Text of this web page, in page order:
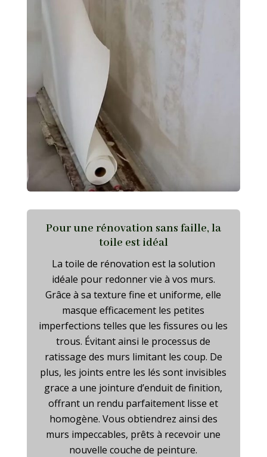
Pour une rénovation sans faille, la
toile est idéal
La toile de rénovation est la solution
idéale pour redonner vie à vos murs.
Grâce à sa texture fine et uniforme, elle
masque efficacement les petites
imperfections telles que les fissures ou les
trous. Évitant ainsi le processus de
ratissage des murs limitant les coup. De
plus, les joints entre les lés sont invisibles
grace a une jointure d’enduit de finition,
offrant un rendu parfaitement lisse et
homogène. Vous obtiendrez ainsi des
murs impeccables, prêts à recevoir une
nouvelle couche de peinture.